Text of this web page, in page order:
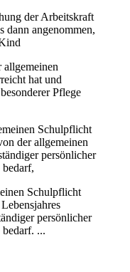
der Arbeitskraft
dann angenommen,
hat und
Pflege
Schulpflicht
der allgemeinen
persönlicher
Schulpflicht
persönlicher
...